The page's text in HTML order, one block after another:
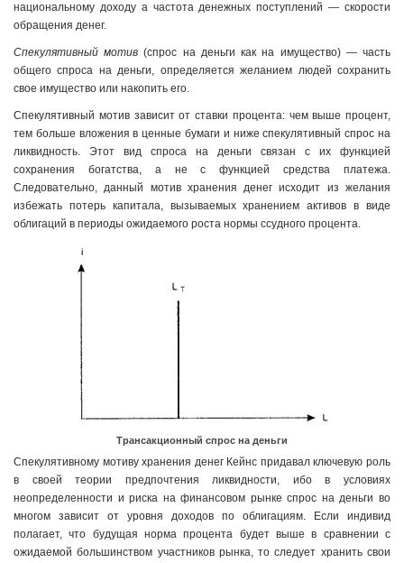
национальному доходу а частота денежных поступлений — скорости
обращения денег.
Спекулятивный мотив (спрос на деньги как на имущество) — часть
общего спроса на деньги, определяется желанием людей сохранить
свое имущество или накопить его.
Спекулятивный мотив зависит от ставки процента: чем выше процент,
тем больше вложения в ценные бумаги и ниже спекулятивный спрос на
ликвидность. Этот вид спроса на деньги связан с их функцией
сохранения богатства, а не с функцией средства платежа.
Следовательно, данный мотив хранения денег исходит из желания
избежать потерь капитала, вызываемых хранением активов в виде
облигаций в периоды ожидаемого роста нормы ссудного процента.
Трансакционный спрос на деньги
Спекулятивному мотиву хранения денег Кейнс придавал ключевую роль
в своей теории предпочтения ликвидности, ибо в условиях
неопределенности и риска на финансовом рынке спрос на деньги во
многом зависит от уровня доходов по облигациям. Если индивид
полагает, что будущая норма процента будет выше в сравнении с
ожидаемой большинством участников рынка, то следует хранить свои